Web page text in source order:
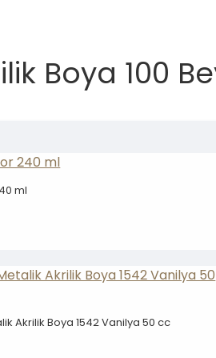
Boya 100
ml
Akrilik Boya 1542 Vanilya 50 cc